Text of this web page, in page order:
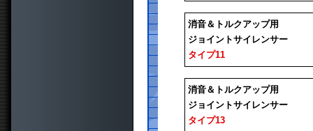
消音＆トルクアップ用
ジョイントサイレンサー
タイプ11
消音＆トルクアップ用
ジョイントサイレンサー
タイプ13